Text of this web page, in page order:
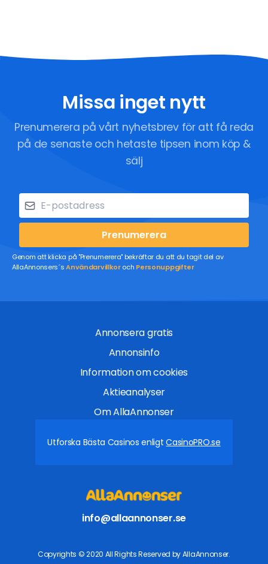
Missa inget nytt
Prenumerera på vårt nyhetsbrev för att få reda
på de senaste och hetaste tipsen inom köp &
sälj
Prenumerera
Genom att klicka på "Prenumerera" bekräftar du att du tagit del av
AllaAnnonsers´sAnvändarvillkoroch Personuppgifter
Annonsera gratis
Annonsinfo
Information om cookies
Aktieanalyser
Om AllaAnnonser
Utforska Bästa Casinos enligtCasinoPRO.se
info@allaannonser.se
Copyrights © 2020 All Rights Reserved by AllaAnnonser.